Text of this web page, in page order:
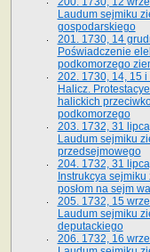
Laudum sejmiku
gospodarskiego
201. 1730, 14
Poświadczenie
podkomorzego
202. 1730, 14, 15
Halicz.
halickich
podkomorzego
203. 1732, 31
Laudum sejmiku
przedsejmowego
204. 1732, 31
Instrukcya
posłom na sejm
205. 1732, 15
Laudum sejmiku
deputackiego
206. 1732, 16